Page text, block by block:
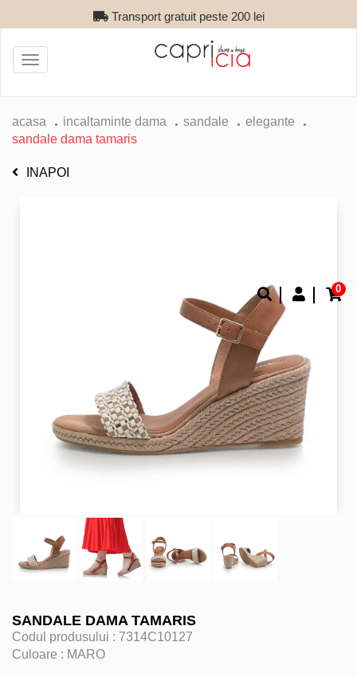
Transport gratuit peste 200 lei
0
Toggle
navigation
acasa incaltaminte dama sandale
elegante
sandale dama tamaris
INAPOI
SANDALE DAMA TAMARIS
Codul produsului : 7314C10127
Culoare : MARO